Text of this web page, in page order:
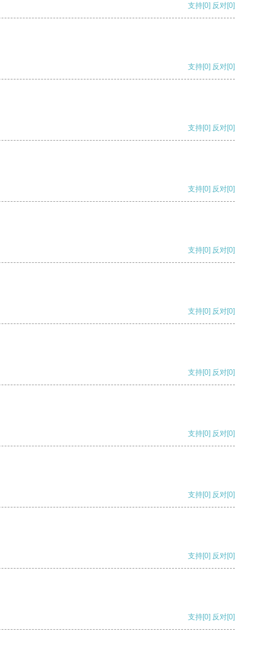
支持[0] 反对[0]
支持[0] 反对[0]
支持[0] 反对[0]
支持[0] 反对[0]
支持[0] 反对[0]
支持[0] 反对[0]
支持[0] 反对[0]
支持[0] 反对[0]
支持[0] 反对[0]
支持[0] 反对[0]
支持[0] 反对[0]